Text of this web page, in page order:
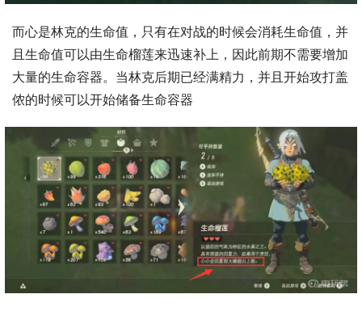
而心是林克的生命值，只有在对战的时候会消耗生命值，并
且生命值可以由生命榴莲来迅速补上，因此前期不需要增加
大量的生命容器。当林克后期已经满精力，并且开始攻打盖
侬的时候可以开始储备生命容器